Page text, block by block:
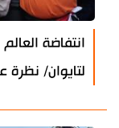
انتفاضة
لتايوان/ نظرة